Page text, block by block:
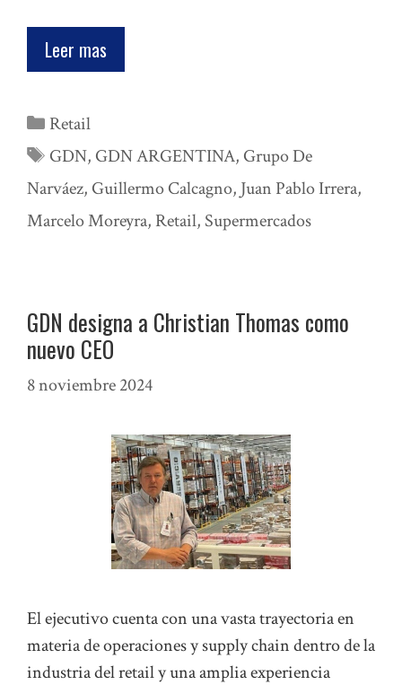
Leer mas
Categorías
Retail
Etiquetas
GDN, GDN ARGENTINA, Grupo De
Narváez, Guillermo Calcagno, Juan Pablo Irrera,
Marcelo Moreyra, Retail, Supermercados
GDN designa a Christian Thomas como
nuevo CEO
8 noviembre 2024
El ejecutivo cuenta con una vasta trayectoria en
materia de operaciones y supply chain dentro de la
industria del retail y una amplia experiencia